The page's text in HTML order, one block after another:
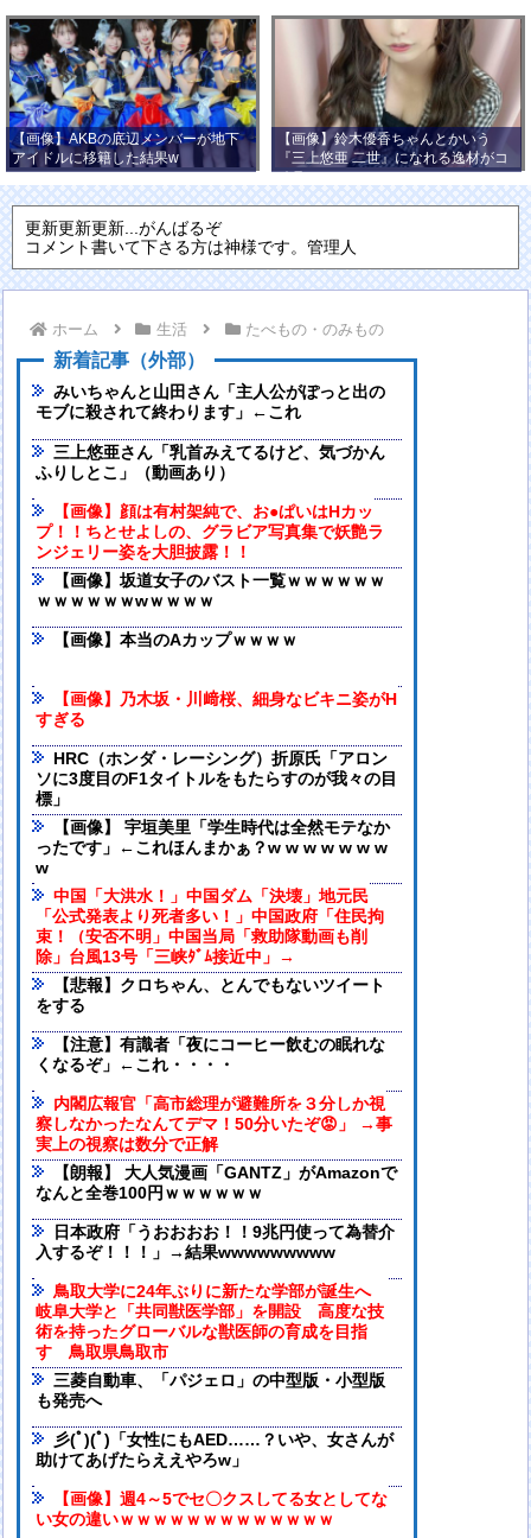
【画像】AKBの底辺メンバーが地下
アイドルに移籍した結果w
【画像】鈴木優香ちゃんとかいう
『三上悠亜 二世』になれる逸材がコ
チラ
更新更新更新...がんばるぞ
コメント書いて下さる方は神様です。管理人
ホーム 生活 たべもの・のみもの
新着記事（外部）
みいちゃんと山田さん「主人公がぽっと出の
モブに殺されて終わります」←これ
三上悠亜さん「乳首みえてるけど、気づかん
ふりしとこ」（動画あり）
【画像】顔は有村架純で、お●ぱいはHカッ
プ！！ちとせよしの、グラビア写真集で妖艶ラ
ンジェリー姿を大胆披露！！
【画像】坂道女子のバスト一覧ｗｗｗｗｗｗ
ｗｗｗｗｗｗwｗｗｗｗ
【画像】本当のAカップｗｗｗｗ
【画像】乃木坂・川﨑桜、細身なビキニ姿がH
すぎる
HRC（ホンダ・レーシング）折原氏「アロン
ソに3度目のF1タイトルをもたらすのが我々の目
標」
【画像】 宇垣美里「学生時代は全然モテなか
ったです」←これほんまかぁ？w w w w w w w
w
中国「大洪水！」中国ダム「決壊」地元民
「公式発表より死者多い！」中国政府「住民拘
束！（安否不明」中国当局「救助隊動画も削
除」台風13号「三峡ﾀﾞﾑ接近中」→
【悲報】クロちゃん、とんでもないツイート
をする
【注意】有識者「夜にコーヒー飲むの眠れな
くなるぞ」←これ・・・・
内閣広報官「高市総理が避難所を３分しか視
察しなかったなんてデマ！50分いたぞ😡」 →事
実上の視察は数分で正解
【朗報】 大人気漫画「GANTZ」がAmazonで
なんと全巻100円ｗｗｗｗｗｗ
日本政府「うおおおお！！9兆円使って為替介
入するぞ！！！」→結果wwwwwwwww
鳥取大学に24年ぶりに新たな学部が誕生へ
岐阜大学と「共同獣医学部」を開設 高度な技
術を持ったグローバルな獣医師の育成を目指
す 鳥取県鳥取市
三菱自動車、「パジェロ」の中型版・小型版
も発売へ
彡(ﾟ)(ﾟ)「女性にもAED……？いや、女さんが
助けてあげたらええやろw」
【画像】週4～5でセ〇クスしてる女としてな
い女の違いｗｗｗｗｗｗｗｗｗｗｗｗｗ